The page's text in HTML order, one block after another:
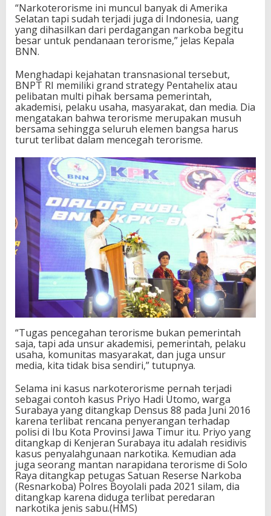
n
K
e
j
a
t
a
n
N
a
r
o
b
a
“Narkoterorisme ini muncul banyak di Amerika
Selatan tapi sudah terjadi juga di Indonesia, uang
yang dihasilkan dari perdagangan narkoba begitu
besar untuk pendanaan terorisme,” jelas Kepala
BNN.
Menghadapi kejahatan transnasional tersebut,
BNPT RI memiliki grand strategy Pentahelix atau
pelibatan multi pihak bersama pemerintah,
akademisi, pelaku usaha, masyarakat, dan media. Dia
mengatakan bahwa terorisme merupakan musuh
bersama sehingga seluruh elemen bangsa harus
turut terlibat dalam mencegah terorisme.
“Tugas pencegahan terorisme bukan pemerintah
saja, tapi ada unsur akademisi, pemerintah, pelaku
usaha, komunitas masyarakat, dan juga unsur
media, kita tidak bisa sendiri,” tutupnya.
Selama ini kasus narkoterorisme pernah terjadi
sebagai contoh kasus Priyo Hadi Utomo, warga
Surabaya yang ditangkap Densus 88 pada Juni 2016
karena terlibat rencana penyerangan terhadap
polisi di Ibu Kota Provinsi Jawa Timur itu. Priyo yang
ditangkap di Kenjeran Surabaya itu adalah residivis
kasus penyalahgunaan narkotika. Kemudian ada
juga seorang mantan narapidana terorisme di Solo
Raya ditangkap petugas Satuan Reserse Narkoba
(Resnarkoba) Polres Boyolali pada 2021 silam, dia
ditangkap karena diduga terlibat peredaran
narkotika jenis sabu.(HMS)